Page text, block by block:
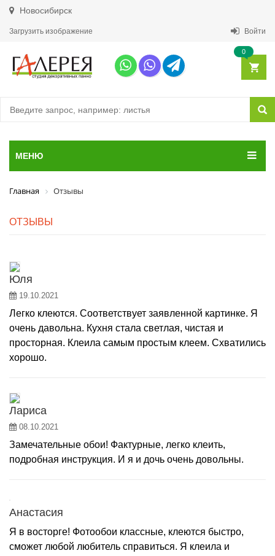
Новосибирск
Загрузить изображение Войти
0
МЕНЮ
Главная Отзывы
ОТЗЫВЫ
Юля
19.10.2021
Легко клеются. Соответствует заявленной картинке. Я
очень давольна. Кухня стала светлая, чистая и
просторная. Клеила самым простым клеем. Схватились
хорошо.
Лариса
08.10.2021
Замечательные обои! Фактурные, легко клеить,
подробная инструкция. И я и дочь очень довольны.
Анастасия
Я в восторге! Фотообои классные, клеются быстро,
сможет любой любитель справиться. Я клеила и